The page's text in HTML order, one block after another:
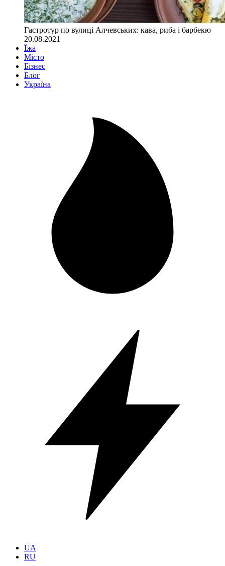
Гастротур по вулиці Алчевських: кава, риба і барбекю
20.08.2021
Їжа
Місто
Бізнес
Блог
Україна
UA
RU